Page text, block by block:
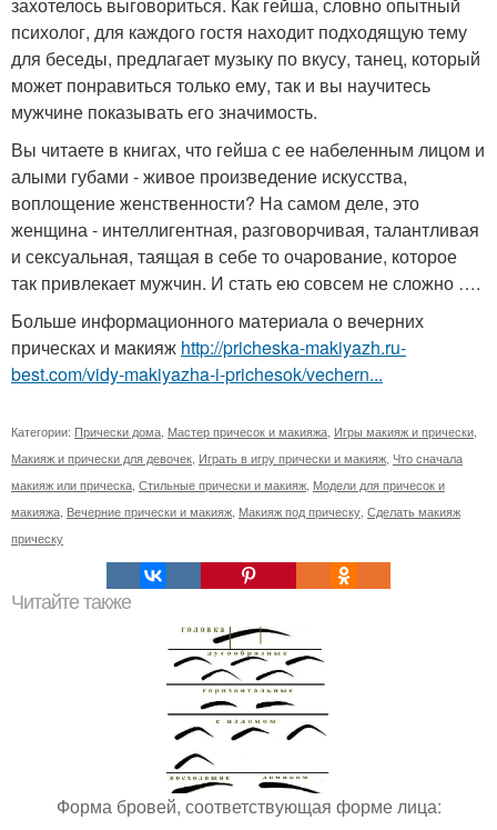
захотелось выговориться. Как гейша, словно опытный
психолог, для каждого гостя находит подходящую тему
для беседы, предлагает музыку по вкусу, танец, который
может понравиться только ему, так и вы научитесь
мужчине показывать его значимость.
Вы читаете в книгах, что гейша с ее набеленным лицом и
алыми губами - живое произведение искусства,
воплощение женственности? На самом деле, это
женщина - интеллигентная, разговорчивая, талантливая
и сексуальная, таящая в себе то очарование, которое
так привлекает мужчин. И стать ею совсем не сложно ….
Больше информационного материала о вечерних
прическах и макияж http://pricheska-makiyazh.ru-
best.com/vidy-makiyazha-i-prichesok/vechern...
Категории: Прически дома Мастер причесок и макияжа Игры макияж и прически
Макияж и прически для девочек Играть в игру прически и макияж Что сначала
макияж или прическа Стильные прически и макияж Модели для причесок и
макияжа Вечерние прически и макияж Макияж под прическу Сделать макияж
прическу
Читайте также
Форма бровей, соответствующая форме лица: